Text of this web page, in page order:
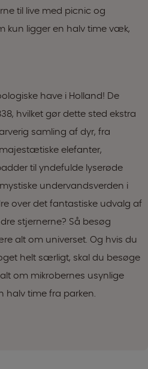
til live med picnic og
kun ligger en halv time væk,
have i Holland! De
hvilket gør dette sted ekstra
samling af dyr, fra
elefanter,
til yndefulde lyserøde
undervandsverden i
over det fantastiske udvalg af
stjernerne? Så besøg
alt om universet. Og hvis du
helt særligt, skal du besøge
om mikrobernes usynlige
halv time fra parken.